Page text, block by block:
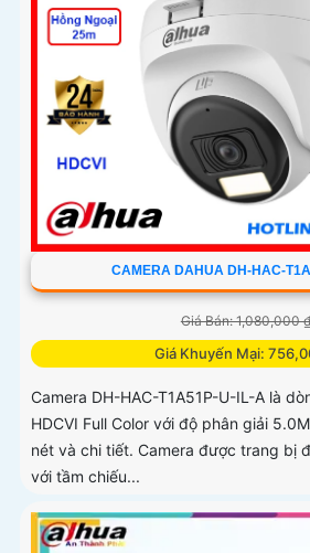
CAMERA DAHUA DH-HAC-
Giá Bán: 1,080,000 ₫
Giá Khuyến Mại:
Camera DH-HAC-T1A51P-U-IL-A là
HDCVI Full Color với độ phân giải
nét và chi tiết. Camera được trang bị
với tầm chiếu...